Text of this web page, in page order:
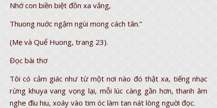
Nhớ con biền biệt đồn xa vắng,
Thuong nuớc ngậm ngùi mong cách tân.”
(Mẹ và Quể Huong, trang 23).
Đọc bài thơ
Tôi có cảm giác như từ một nơi nào đó thật xa, tiếng nhạc
rừng khuya vang vọng lại, mỗi lúc càng gần hơn, thanh âm
nghe đìu hiu, xoáy vào tim óc làm tan nát lòng nguời đọc.